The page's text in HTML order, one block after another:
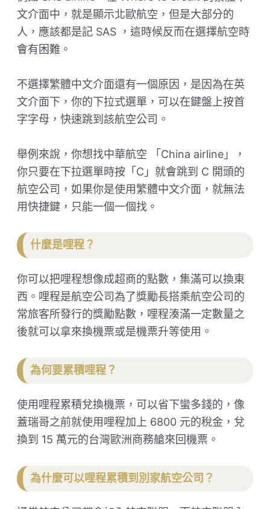
文介面中，就是顯示北歐航空，但是大部分的
人，應該都是記 SAS ，這時候反而在選擇航空時
會有困難。
不選擇繁體中文介面還有一個原因，是因為在英
文介面下，你的下拉式選單，可以在鍵盤上按首
字字母，快速跳到該航空公司。
舉例來說，你想找中華航空 「China airline」，
你只要在下拉選單時按「C」就會跳到 C 開頭的
航空公司，如果你是使用繁體中文介面，就無法
用快捷鍵，只能一個一個找。
什麼是哩程？
你可以把哩程想像成超商的點數，集滿可以換東
西。哩程是航空公司為了獎勵長搭乘航空公司的
常旅客所發行的獎勵點數，哩程湊滿一定數量之
後就可以拿來換機票或是機票升等使用。
為何要累積哩程？
使用哩程累積兌換機票，可以省下蠻多錢的，像
蓋瑞哥之前就使用哩程加上 6800 元的稅金，兌
換到 15 萬元的台灣歐洲商務艙來回機票。
為什麼可以哩程累積到別家航空公司？